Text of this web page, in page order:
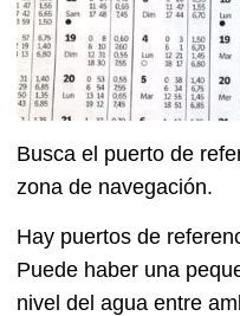
Busca el puerto de
zona de navegación.
Hay puertos de
Puede haber una
nivel del agua entre